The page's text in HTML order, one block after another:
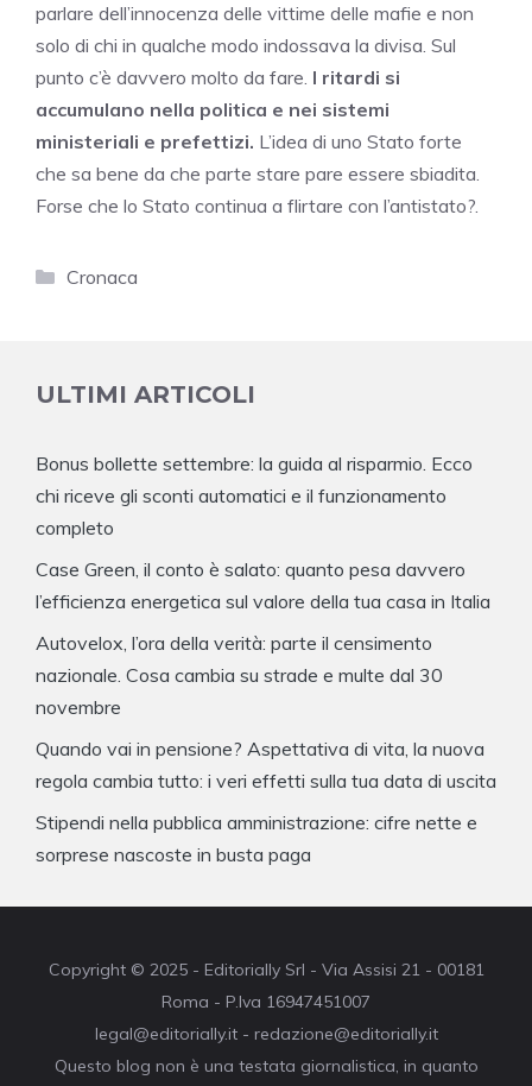
parlare dell’innocenza delle vittime delle mafie e non
solo di chi in qualche modo indossava la divisa. Sul
punto c’è davvero molto da fare. I ritardi si
accumulano nella politica e nei sistemi
ministeriali e prefettizi. L’idea di uno Stato forte
che sa bene da che parte stare pare essere sbiadita.
Forse che lo Stato continua a flirtare con l’antistato?.
Categorie
Cronaca
ULTIMI ARTICOLI
Bonus bollette settembre: la guida al risparmio. Ecco
chi riceve gli sconti automatici e il funzionamento
completo
Case Green, il conto è salato: quanto pesa davvero
l’efficienza energetica sul valore della tua casa in Italia
Autovelox, l’ora della verità: parte il censimento
nazionale. Cosa cambia su strade e multe dal 30
novembre
Quando vai in pensione? Aspettativa di vita, la nuova
regola cambia tutto: i veri effetti sulla tua data di uscita
Stipendi nella pubblica amministrazione: cifre nette e
sorprese nascoste in busta paga
Copyright © 2025 - Editorially Srl - Via Assisi 21 - 00181
Roma - P.Iva 16947451007
legal@editorially.it - redazione@editorially.it
Questo blog non è una testata giornalistica, in quanto